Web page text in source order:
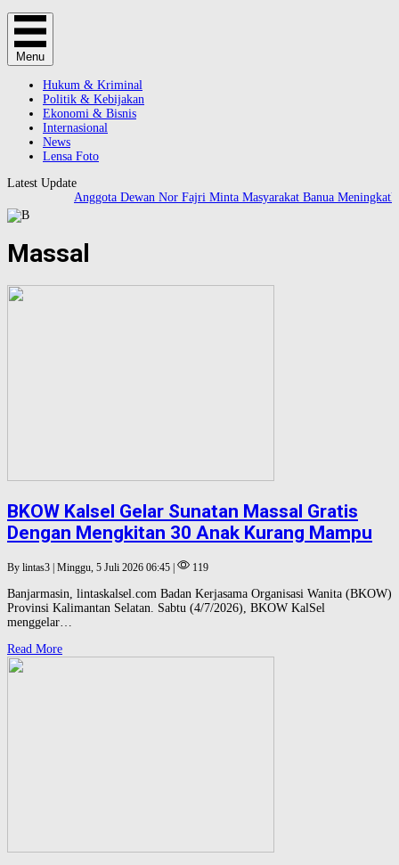
Menu
Hukum & Kriminal
Politik & Kebijakan
Ekonomi & Bisnis
Internasional
News
Lensa Foto
Latest Update
Anggota Dewan Nor Fajri Minta Masyarakat Banua
Massal
BKOW Kalsel Gelar Sunatan Massal Gratis
Dengan Mengkitan 30 Anak Kurang Mampu
By lintas3 | Minggu, 5 Juli 2026 06:45 | 119
Banjarmasin, lintaskalsel.com Badan Kerjasama Organisasi Wanita (BKOW)
Provinsi Kalimantan Selatan. Sabtu (4/7/2026), BKOW KalSel
menggelar…
Read More